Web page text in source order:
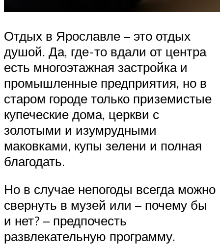
Отдых в Ярославле – это отдых
душой. Да, где-то вдали от центра
есть многоэтажная застройка и
промышленные предприятия, но в
старом городе только приземистые
купеческие дома, церкви с
золотыми и изумрудными
маковками, купы зелени и полная
благодать.
Но в случае непогоды всегда можно
свернуть в музей или – почему бы
и нет? – предпочесть
развлекательную программу.